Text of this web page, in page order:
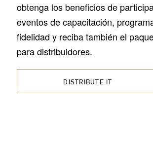
obtenga los beneficios de
eventos de capacitación,
fidelidad y reciba también el
para distribuidores.
DISTRIBUTE IT